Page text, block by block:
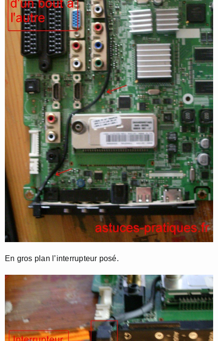
En gros plan l’interrupteur posé.